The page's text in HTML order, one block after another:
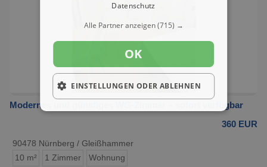
Modernes und günstiges WG-Zimmer – sofort verfügbar
360 EUR
90478 Nürnberg / Gleißhammer
10 m²
1 Zimmer Wohnung
Datenschutz
Alle Partner anzeigen(715) →
OK
EINSTELLUNGEN ODER ABLEHNEN